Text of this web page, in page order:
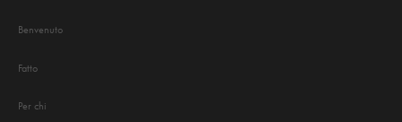
Benvenuto
Fatto
Per chi